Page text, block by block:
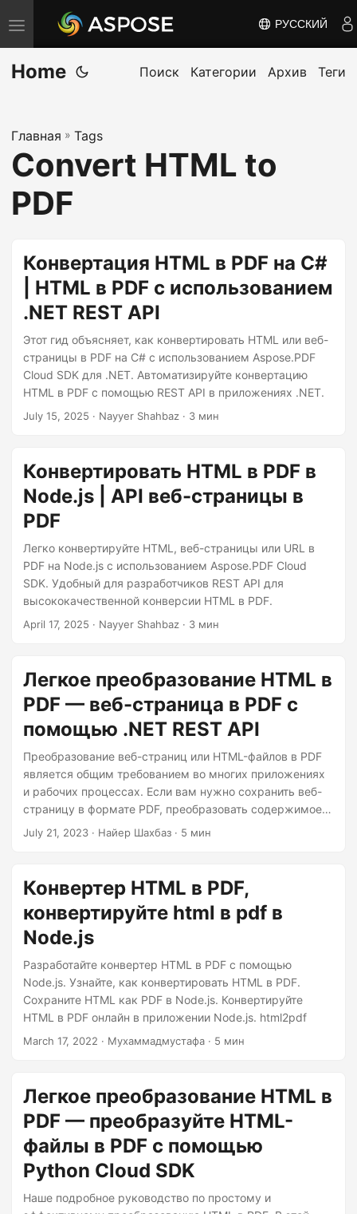
П
е
р
л
ю
и
РУССКИЙ
Home Поиск Категории Архив Теги
Главная » Tags
Convert HTML to
PDF
Конвертация HTML в PDF на C#
| HTML в PDF с использованием
.NET REST API
Этот гид объясняет, как конвертировать HTML или веб-
страницы в PDF на C# с использованием Aspose.PDF
Cloud SDK для .NET. Автоматизируйте конвертацию
HTML в PDF с помощью REST API в приложениях .NET.
July 15, 2025 · Nayyer Shahbaz · 3 мин
Конвертировать HTML в PDF в
Node.js | API веб-страницы в
PDF
Легко конвертируйте HTML, веб-страницы или URL в
PDF на Node.js с использованием Aspose.PDF Cloud
SDK. Удобный для разработчиков REST API для
высококачественной конверсии HTML в PDF.
April 17, 2025 · Nayyer Shahbaz · 3 мин
Легкое преобразование HTML в
PDF — веб-страница в PDF с
помощью .NET REST API
Преобразование веб-страниц или HTML-файлов в PDF
является общим требованием во многих приложениях
и рабочих процессах. Если вам нужно сохранить веб-
страницу в формате PDF, преобразовать содержимое
HTML в файл PDF или преобразовать URL-адреса в
рассмотрим, как можно легко выполнить
преобразование HTML в PDF с помощью .NET REST API.
July 21, 2023 · Найер Шахбаз · 5 мин
Конвертер HTML в PDF,
конвертируйте html в pdf в
Node.js
Разработайте конвертер HTML в PDF с помощью
Node.js. Узнайте, как конвертировать HTML в PDF.
Сохраните HTML как PDF в Node.js. Конвертируйте
HTML в PDF онлайн в приложении Node.js. html2pdf
March 17, 2022 · Мухаммадмустафа · 5 мин
Легкое преобразование HTML в
PDF — преобразуйте HTML-
файлы в PDF с помощью
Python Cloud SDK
Наше подробное руководство по простому и